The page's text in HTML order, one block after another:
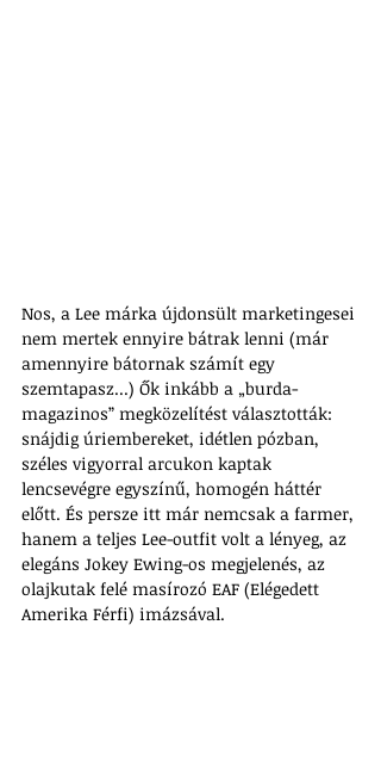
Nos, a Lee márka újdonsült marketingesei
nem mertek ennyire bátrak lenni (már
amennyire bátornak számít egy
szemtapasz...) Ők inkább a „burda-
magazinos” megközelítést választották:
snájdig úriembereket, idétlen pózban,
széles vigyorral arcukon kaptak
lencsevégre egyszínű, homogén háttér
előtt. És persze itt már nemcsak a farmer,
hanem a teljes Lee-outfit volt a lényeg, az
elegáns Jokey Ewing-os megjelenés, az
olajkutak felé masírozó EAF (Elégedett
Amerika Férfi) imázsával.